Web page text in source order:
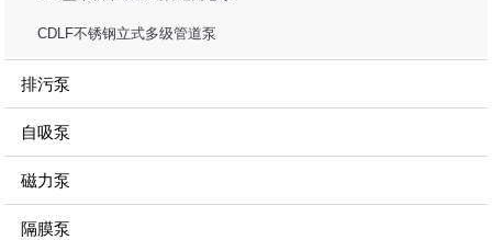
CDLF不锈钢立式多级管道泵
排污泵
自吸泵
磁力泵
隔膜泵